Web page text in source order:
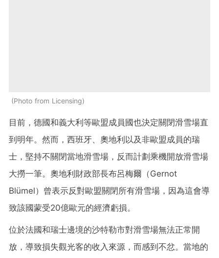
Photo from Licensing
目前，德國和義大利等歐盟成員國也決定關閉滑雪場直
到明年。然而，西班牙、奧地利以及非歐盟成員的瑞
士，堅持不關閉當地滑雪場，反而計劃乘機開放滑雪場
大撈一筆。奧地利財政部長布呂梅爾（Gernot
Blümel）曾表示反對歐盟關閉所有滑雪場，因為這會導
致該國蒙受20億歐元的經濟虧損。
位於法國和瑞士邊境的沙特勒市對滑雪場無法正常開
放，導致損失觀光客的收入來源，而感到不忿。當地的